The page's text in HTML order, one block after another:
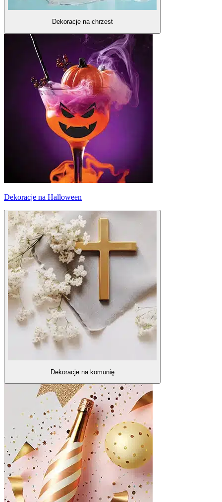
Dekoracje na chrzest
Dekoracje na Halloween
Dekoracje na komunię